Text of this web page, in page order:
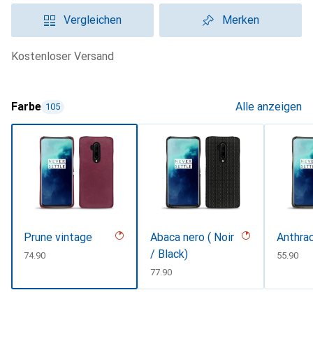
Vergleichen Merken
kostenloser Versand
Farbe 105 Alle anzeigen
Prune vintage
CHF
74.90
Abaca nero ( Noir
/ Black)
CHF
77.90
CHF
55.90